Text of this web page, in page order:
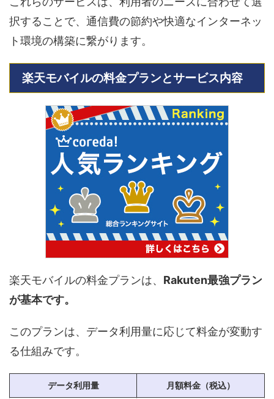
択することで、通信費の節約や快適なインターネッ
ト環境の構築に繋がります。
楽天モバイルの料金プランとサービス内容
楽天モバイルの料金プランは、 Rakuten最強プラン
が基本です。
このプランは、データ利用量に応じて料金が変動す
る仕組みです。
データ利用量 月額料金（税込）